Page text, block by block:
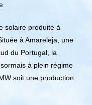
solaire produite à
à Amareleja, une
du Portugal, la
à plein régime
soit une production